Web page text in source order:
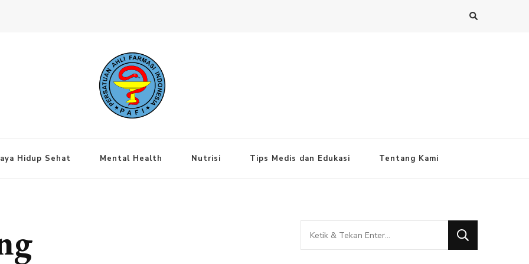
Hidup Sehat Mental Health Nutrisi Tips Medis dan Edukasi Tentang Kami
Mencari
Sesuatu?